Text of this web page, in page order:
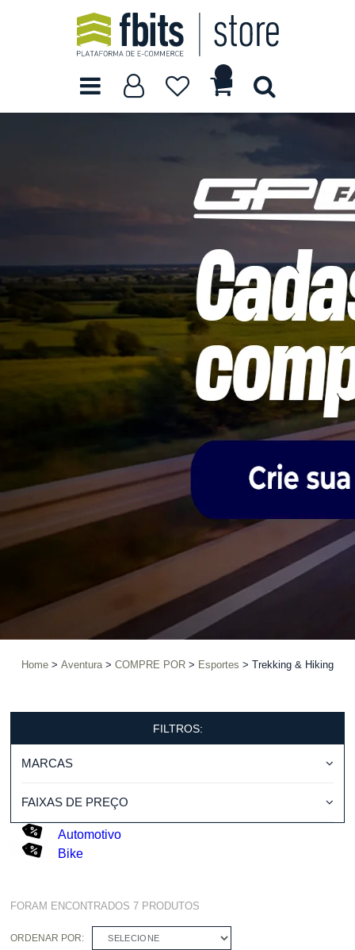
Home Aventura COMPRE POR Esportes Trekking & Hiking
FILTROS:
MARCAS
FAIXAS DE PREÇO
Automotivo
Bike
FORAM ENCONTRADOS7 PRODUTOS
ORDENAR POR: SELECIONE